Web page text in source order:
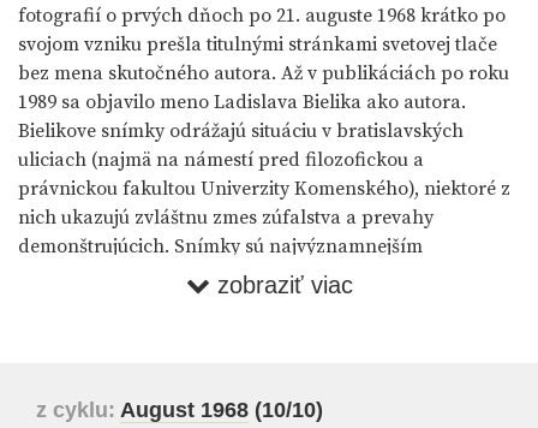
fotografií o prvých dňoch po 21. auguste 1968 krátko po
svojom vzniku prešla titulnými stránkami svetovej tlače
bez mena skutočného autora. Až v publikáciách po roku
1989 sa objavilo meno Ladislava Bielika ako autora.
Bielikove snímky odrážajú situáciu v bratislavských
uliciach (najmä na námestí pred filozofickou a
právnickou fakultou Univerzity Komenského), niektoré z
nich ukazujú zvláštnu zmes zúfalstva a prevahy
demonštrujúcich. Snímky sú najvýznamnejším
fotografickým súborom na Slovensku venovaným týmto
Aurel Hrabušický ●Slovenský obraz (anti-obraz) : 20.
zobraziť viac
z cyklu: August 1968 (10/10)